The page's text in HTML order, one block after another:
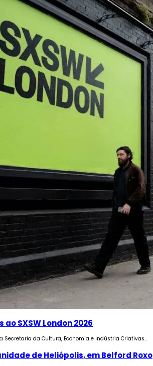
SXSW London 2026
Secretaria da Cultura, Economia e Indústria Criativas…
de Heliópolis, em Belford Roxo